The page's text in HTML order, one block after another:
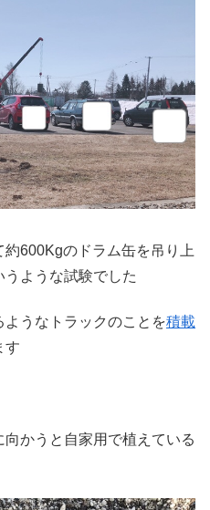
600Kgのドラム缶を吊り上
ような試験でした
うなトラックのことを積載
す
かうと自家用で植えている